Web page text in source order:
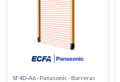
SF4D-A6 - Panasonic - Barreras